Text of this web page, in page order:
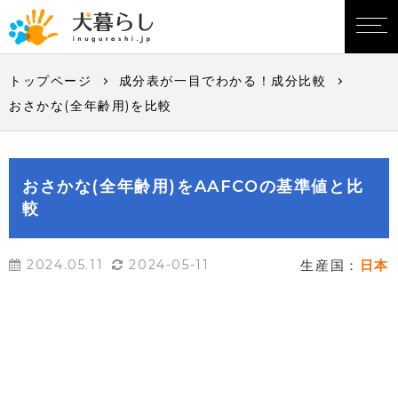
トップページ
成分表が一目でわかる！成分比較
おさかな(全年齢用)を比較
おさかな(全年齢用)をAAFCOの基準値と比
較
2024.05.11 2024-05-11 生産国： 日本